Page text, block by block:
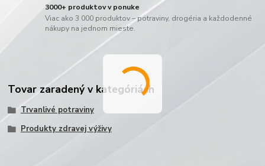
3000+ produktov v ponuke
Viac ako 3 000 produktov – potraviny, drogéria a každodenné
nákupy na jednom mieste.
Tovar zaradený v kategóriách
Trvanlivé potraviny
Produkty zdravej výživy